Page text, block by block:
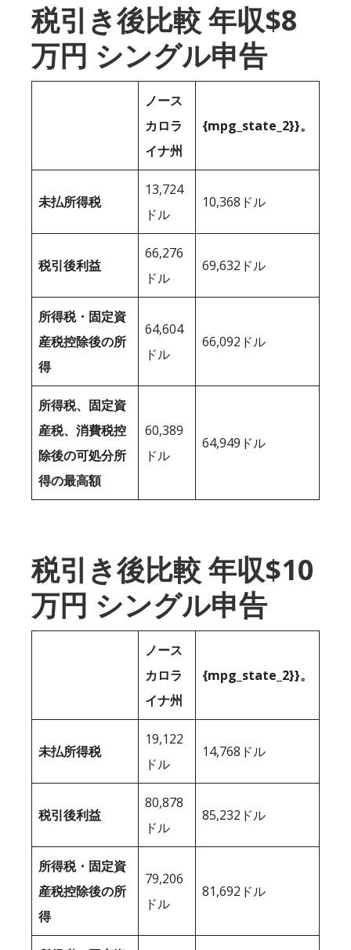
税引き後比較 年収$8
万円 シングル申告
ノース
カロラ
イナ州
{mpg_state_2}}。
未払所得税
13,724
ドル
10,368ドル
税引後利益
66,276
ドル
69,632ドル
所得税・固定資
産税控除後の所
得
64,604
ドル
66,092ドル
所得税、固定資
産税、消費税控
除後の可処分所
得の最高額
60,389
ドル
64,949ドル
税引き後比較 年収$10
万円 シングル申告
ノース
カロラ
イナ州
{mpg_state_2}}。
未払所得税
19,122
ドル
14,768ドル
税引後利益
80,878
ドル
85,232ドル
所得税・固定資
産税控除後の所
得
79,206
ドル
81,692ドル